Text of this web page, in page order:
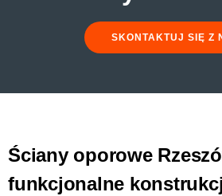
SKONTAKTUJ SIĘ Z
Ściany oporowe
funkcjonalne